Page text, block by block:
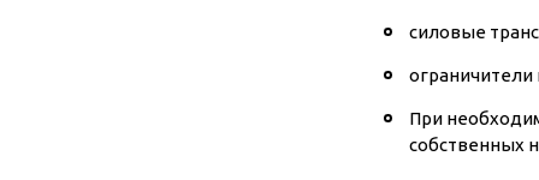
силовые
При
собственных